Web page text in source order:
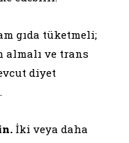
gıda tüketmeli;
almalı ve trans
diyet
İki veya daha